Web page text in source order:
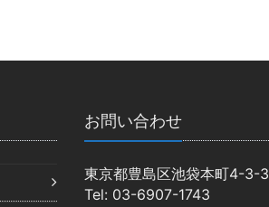
お問い合わせ
東京都豊島区池袋本町4-3-3
Tel: 03-6907-1743